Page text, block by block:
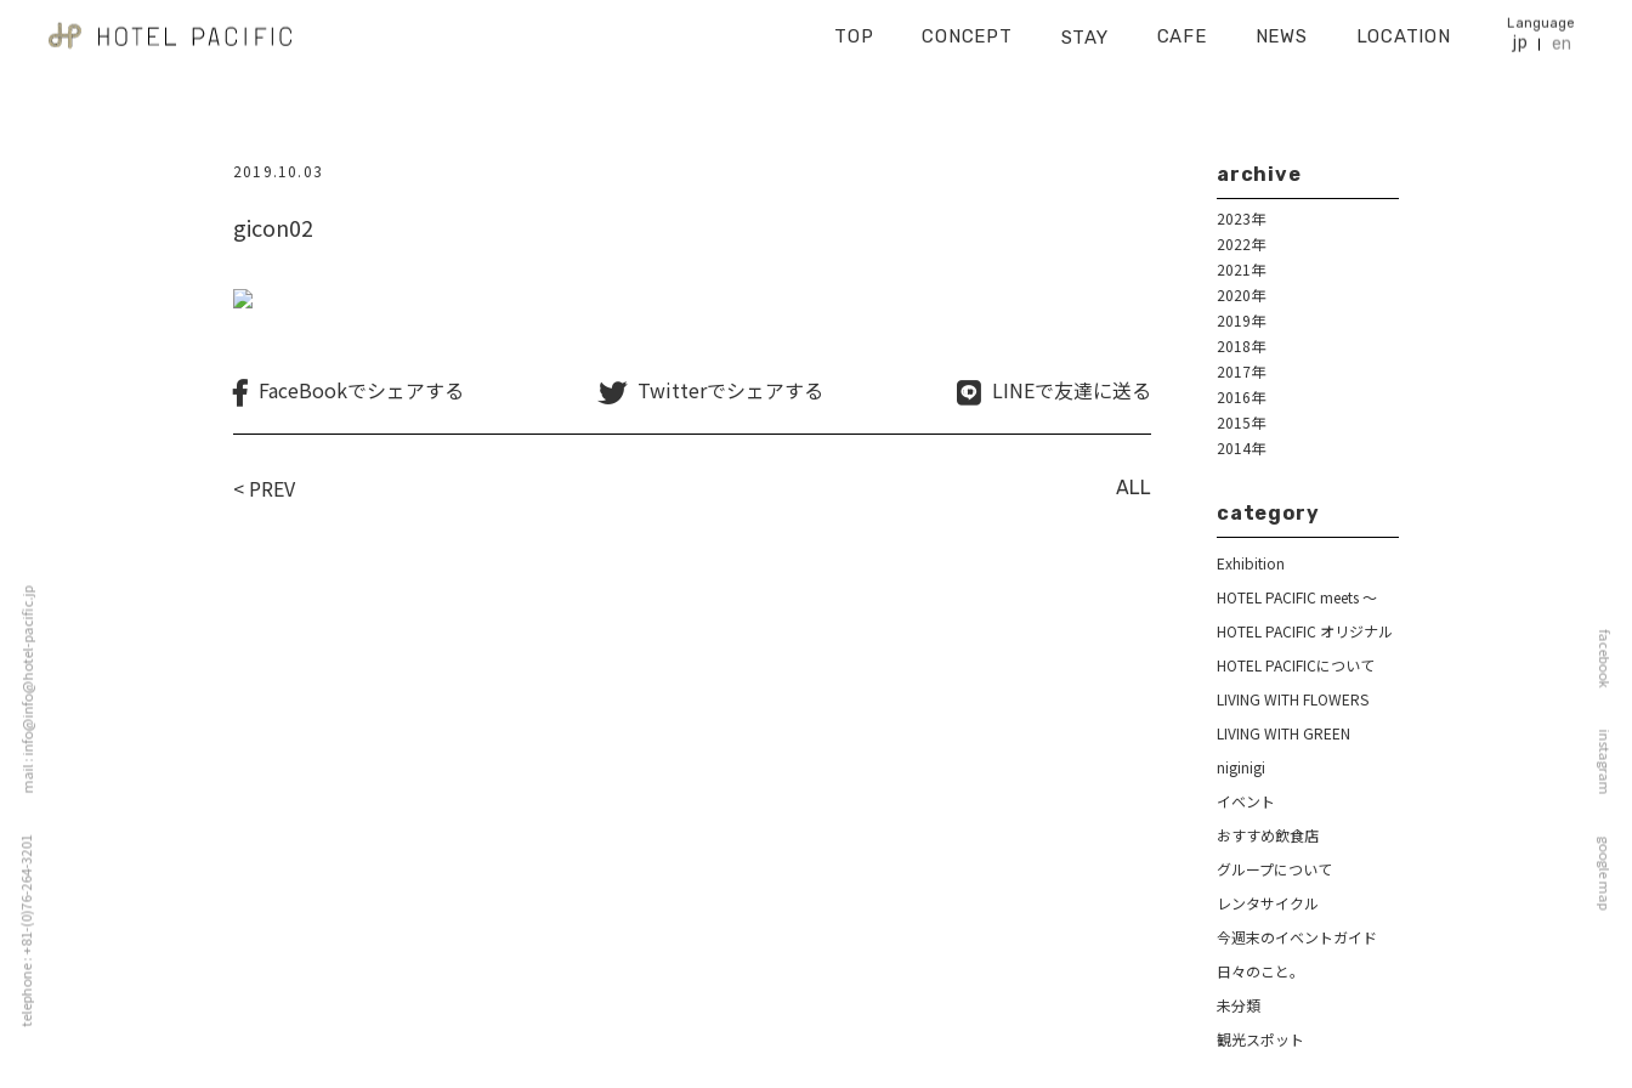
TOP CONCEPT STAY CAFE NEWS LOCATION
Language
jp en
telephone : +81-(0)76-264-3201
mail : info@info@hotel-pacific.jp facebook
instagram
google map
2019.10.03
gicon02
FaceBookでシェアする Twitterでシェアする LINEで友達に送る
< PREV ALL
archive
2023年
2022年
2021年
2020年
2019年
2018年
2017年
2016年
2015年
2014年
category
Exhibition
HOTEL PACIFIC meets ～
HOTEL PACIFIC オリジナル
HOTEL PACIFICについて
LIVING WITH FLOWERS
LIVING WITH GREEN
niginigi
イベント
おすすめ飲食店
グループについて
レンタサイクル
今週末のイベントガイド
日々のこと。
未分類
観光スポット